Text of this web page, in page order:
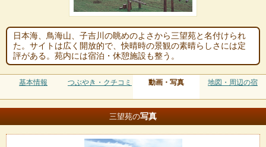
日本海、鳥海山、子吉川の眺めのよさから三望苑と名付けられ
た。サイトは広く開放的で、快晴時の景観の素晴らしさには定
評がある。苑内には宿泊・休憩施設も整う。
基本情報 つぶやき・クチコミ 動画・写真 地図・周辺の宿
三望苑の写真